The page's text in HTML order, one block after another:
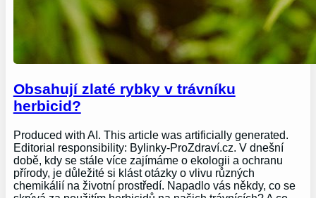
Obsahují zlaté rybky v trávníku
herbicid?
Produced with AI. This article was artificially generated.
Editorial responsibility: Bylinky-ProZdraví.cz. V dnešní
době, kdy se stále více zajímáme o ekologii a ochranu
přírody, je důležité si klást otázky o vlivu různých
chemikálií na životní prostředí. Napadlo vás někdy, co se